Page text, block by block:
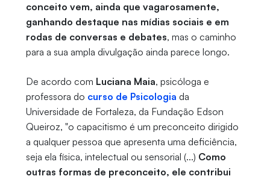
conceito vem, ainda que vagarosamente,
ganhando destaque nas mídias sociais e em
rodas de conversas e debates, mas o caminho
para a sua ampla divulgação ainda parece longo.
De acordo com Luciana Maia, psicóloga e
professora do curso de Psicologia da
Universidade de Fortaleza, da Fundação Edson
Queiroz, "o capacitismo é um preconceito dirigido
a qualquer pessoa que apresenta uma deficiência,
seja ela física, intelectual ou sensorial (...) Como
outras formas de preconceito, ele contribui